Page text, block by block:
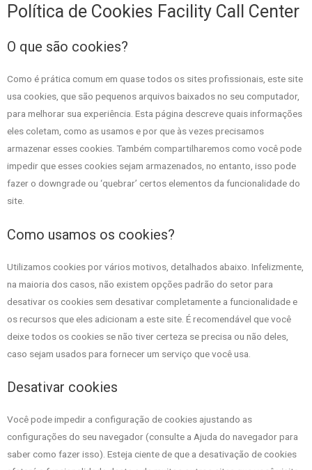
Política de Cookies Facility Call Center
O que são cookies?
Como é prática comum em quase todos os sites profissionais, este site
usa cookies, que são pequenos arquivos baixados no seu computador,
para melhorar sua experiência. Esta página descreve quais informações
eles coletam, como as usamos e por que às vezes precisamos
armazenar esses cookies. Também compartilharemos como você pode
impedir que esses cookies sejam armazenados, no entanto, isso pode
fazer o downgrade ou ‘quebrar’ certos elementos da funcionalidade do
site.
Como usamos os cookies?
Utilizamos cookies por vários motivos, detalhados abaixo. Infelizmente,
na maioria dos casos, não existem opções padrão do setor para
desativar os cookies sem desativar completamente a funcionalidade e
os recursos que eles adicionam a este site. É recomendável que você
deixe todos os cookies se não tiver certeza se precisa ou não deles,
caso sejam usados ​​para fornecer um serviço que você usa.
Desativar cookies
Você pode impedir a configuração de cookies ajustando as
configurações do seu navegador (consulte a Ajuda do navegador para
saber como fazer isso). Esteja ciente de que a desativação de cookies